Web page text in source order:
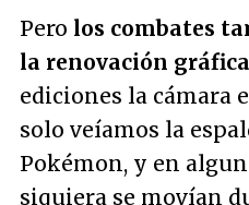
Pero los combates
la renovación gráfica
ediciones la cámara
solo veíamos la
Pokémon, y en
siquiera se movían